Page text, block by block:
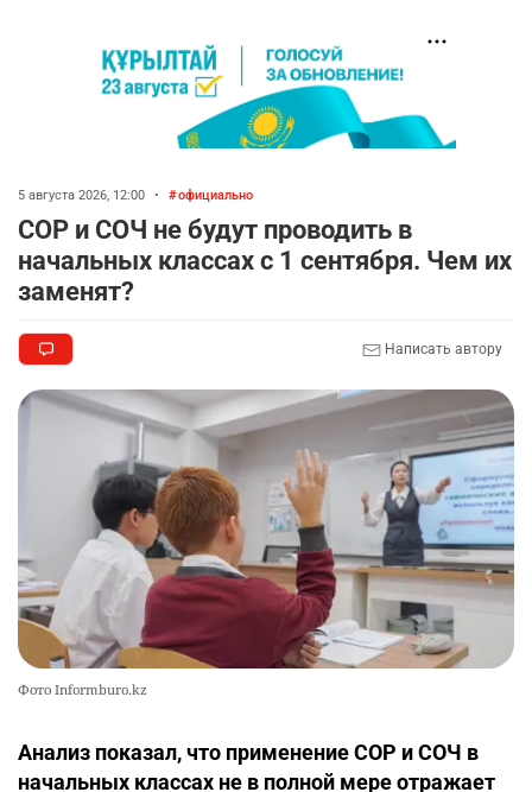
5 августа 2026, 12:00 • официально
СОР и СОЧ не будут проводить в
начальных классах с 1 сентября. Чем их
заменят?
Написать автору
Фото Informburo.kz
Анализ показал, что применение СОР и СОЧ в
начальных классах не в полной мере отражает